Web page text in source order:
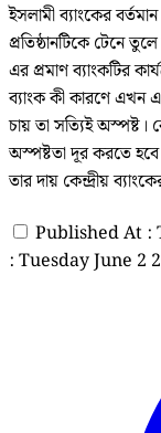
ইসলামী ব্যাংকের
প্রতিষ্ঠানটিকে টেনে
এর প্রমাণ ব্যাংকটির
ব্যাংক কী কারণে এখন এ
চায় তা সত্যিই অস্পষ্ট।
অস্পষ্টতা দূর করতে
তার দায় কেন্দ্রীয়
Published At :
: Tuesday June 2